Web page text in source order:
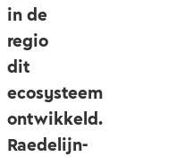
in de
regio
dit
ecosysteem
ontwikkeld.
Raedelijn-